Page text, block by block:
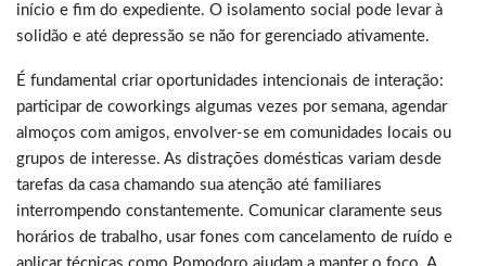
início e fim do expediente. O isolamento social pode levar à
solidão e até depressão se não for gerenciado ativamente.
É fundamental criar oportunidades intencionais de interação:
participar de coworkings algumas vezes por semana, agendar
almoços com amigos, envolver-se em comunidades locais ou
grupos de interesse. As distrações domésticas variam desde
tarefas da casa chamando sua atenção até familiares
interrompendo constantemente. Comunicar claramente seus
horários de trabalho, usar fones com cancelamento de ruído e